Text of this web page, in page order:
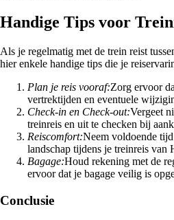
Handige Tips voor
Als je regelmatig met de trein reist
hier enkele handige tips die je
Plan je reis vooraf:Zorg ervoor
vertrektijden en eventuele
Check-in en Check-out:Vergeet
treinreis en uit te checken bij
Reiscomfort:Neem voldoende
landschap tijdens je treinreis van
Bagage:Houd rekening met de
ervoor dat je bagage veilig is
Conclusie